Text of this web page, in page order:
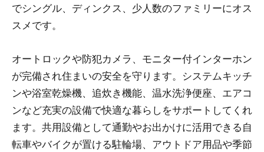
でシングル、ディンクス、少人数のファミリーにオス
スメです。
オートロックや防犯カメラ、モニター付インターホン
が完備され住まいの安全を守ります。システムキッチ
ンや浴室乾燥機、追炊き機能、温水洗浄便座、エアコ
ンなど充実の設備で快適な暮らしをサポートしてくれ
ます。共用設備として通勤やお出かけに活用できる自
転車やバイクが置ける駐輪場、アウトドア用品や季節